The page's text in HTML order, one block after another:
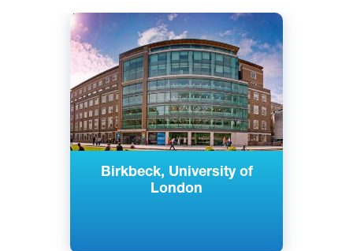
Birkbeck, University of
London
Лондон, Великобритания
Государственный